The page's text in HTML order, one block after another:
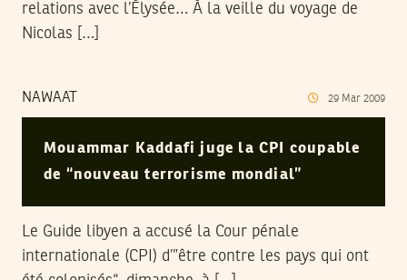
relations avec l’Élysée… À la veille du voyage de
Nicolas […]
NAWAAT 29 Mar 2009
Mouammar Kaddafi juge la CPI coupable
de “nouveau terrorisme mondial”
Le Guide libyen a accusé la Cour pénale
internationale (CPI) d’”être contre les pays qui ont